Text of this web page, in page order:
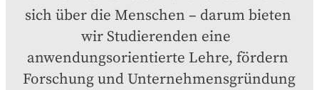
sich über die Menschen – darum bieten
wir Studierenden eine
anwendungsorientierte Lehre, fördern
Forschung und Unternehmensgründung